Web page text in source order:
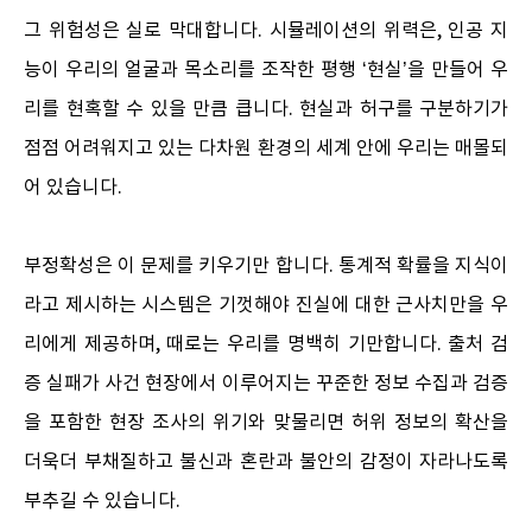
그 위험성은 실로 막대합니다. 시뮬레이션의 위력은, 인공 지
능이 우리의 얼굴과 목소리를 조작한 평행 ‘현실’을 만들어 우
리를 현혹할 수 있을 만큼 큽니다. 현실과 허구를 구분하기가
점점 어려워지고 있는 다차원 환경의 세계 안에 우리는 매몰되
어 있습니다.
부정확성은 이 문제를 키우기만 합니다. 통계적 확률을 지식이
라고 제시하는 시스템은 기껏해야 진실에 대한 근사치만을 우
리에게 제공하며, 때로는 우리를 명백히 기만합니다. 출처 검
증 실패가 사건 현장에서 이루어지는 꾸준한 정보 수집과 검증
을 포함한 현장 조사의 위기와 맞물리면 허위 정보의 확산을
더욱더 부채질하고 불신과 혼란과 불안의 감정이 자라나도록
부추길 수 있습니다.